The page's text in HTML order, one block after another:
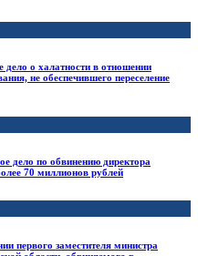
дело о халатности в отношении
не обеспечившего переселение
дело по обвинению директора
70 миллионов рублей
первого заместителя министра